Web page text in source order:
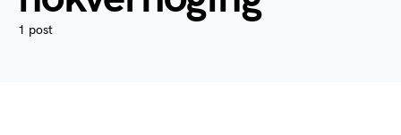
1 post